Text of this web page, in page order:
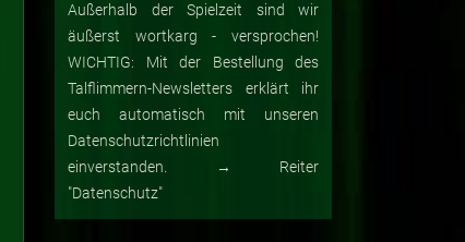
Außerhalb der Spielzeit sind wir
äußerst wortkarg - versprochen!
WICHTIG: Mit der Bestellung des
Talflimmern-Newsletters erklärt ihr
euch automatisch mit unseren
Datenschutzrichtlinien
einverstanden. → Reiter
"Datenschutz"